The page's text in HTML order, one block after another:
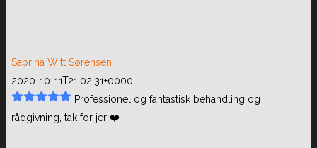
Sabrina Witt Sørensen
2020-10-11T21:02:31+0000
Professionel og fantastisk behandling og
rådgivning, tak for jer ❤️